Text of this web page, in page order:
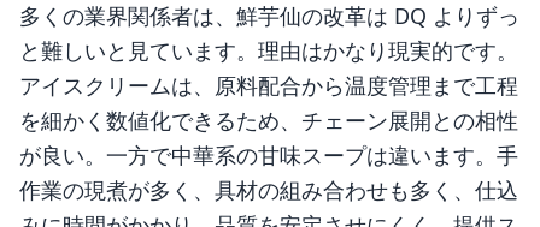
多くの業界関係者は、鮮芋仙の改革は DQ よりずっ
と難しいと見ています。理由はかなり現実的です。
アイスクリームは、原料配合から温度管理まで工程
を細かく数値化できるため、チェーン展開との相性
が良い。一方で中華系の甘味スープは違います。手
作業の現煮が多く、具材の組み合わせも多く、仕込